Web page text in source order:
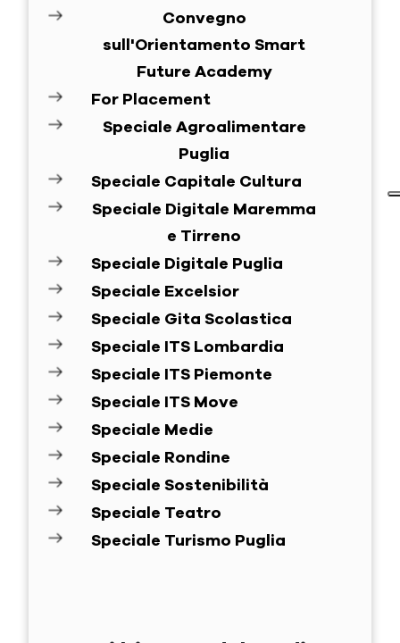
Convegno
sull'Orientamento Smart
Future Academy
For Placement
Speciale Agroalimentare
Puglia
Speciale Capitale Cultura
Speciale Digitale Maremma
e Tirreno
Speciale Digitale Puglia
Speciale Excelsior
Speciale Gita Scolastica
Speciale ITS Lombardia
Speciale ITS Piemonte
Speciale ITS Move
Speciale Medie
Speciale Rondine
Speciale Sostenibilità
Speciale Teatro
Speciale Turismo Puglia